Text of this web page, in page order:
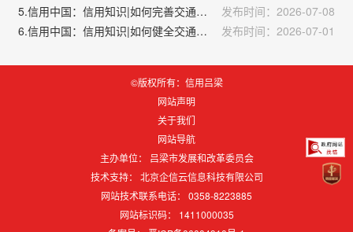
5.信用中国：信用知识|如何完善交通运输行业信用信息公示和安全保护制度？
发布时间：2026-07-08
6.信用中国：信用知识|如何健全交通运输行业信用信息主动推送机制？
发布时间：2026-07-01
©版权所有：信用吕梁
网站声明
关于我们
网站导航
主办单位： 吕梁市发展和改革委员会
技术支持： 北京企信云信息科技有限公司
网站技术联系电话： 0358-8223885
网站标识码：
1411000035